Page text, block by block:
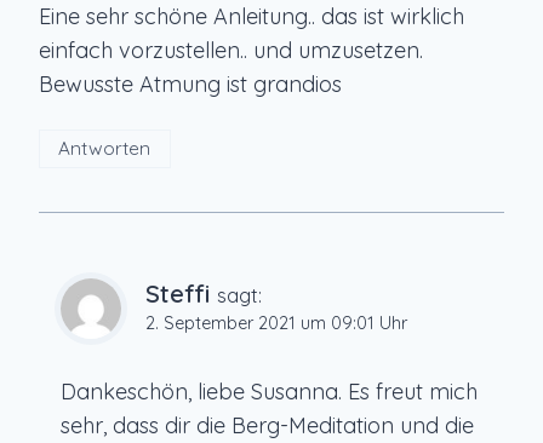
Eine sehr schöne Anleitung.. das ist wirklich
einfach vorzustellen.. und umzusetzen.
Bewusste Atmung ist grandios
Antworten
Steffi sagt:
2. September 2021 um 09:01 Uhr
Dankeschön, liebe Susanna. Es freut mich
sehr, dass dir die Berg-Meditation und die